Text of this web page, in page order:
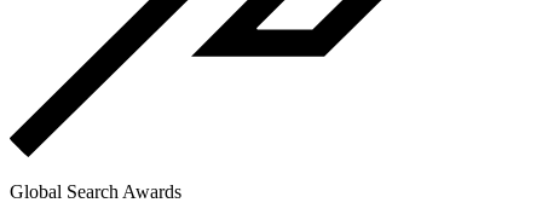
Global Search Awards